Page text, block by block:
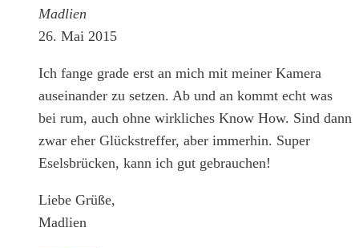
Madlien
26. Mai 2015
Ich fange grade erst an mich mit meiner Kamera
auseinander zu setzen. Ab und an kommt echt was
bei rum, auch ohne wirkliches Know How. Sind dann
zwar eher Glückstreffer, aber immerhin. Super
Eselsbrücken, kann ich gut gebrauchen!
Liebe Grüße,
Madlien